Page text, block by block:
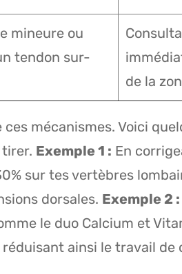
mineure ou
tendon sur-
de la
mécanismes. Voici
Exemple 1 : En
sur tes vertèbres
dorsales. Exemple 2 :
le duo Calcium et
ainsi le travail de